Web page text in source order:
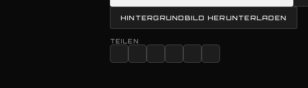
HINTERGRUNDBILD HERUNTERLADEN
TEILEN